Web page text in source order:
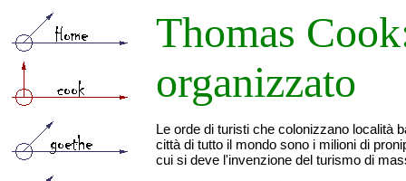
Thomas
organizzato
Le orde di turisti che colonizzano località
città di tutto il mondo sono i milioni di
cui si deve l'invenzione del turismo di